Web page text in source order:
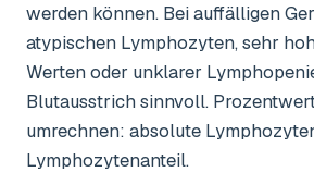
werden können. Bei auffälligen
atypischen Lymphozyten, sehr
Werten oder unklarer
Blutausstrich sinnvoll.
umrechnen: absolute
Lymphozytenanteil.